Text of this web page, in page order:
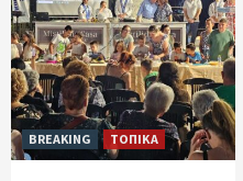
BREAKING ΤΟΠΙΚΑ